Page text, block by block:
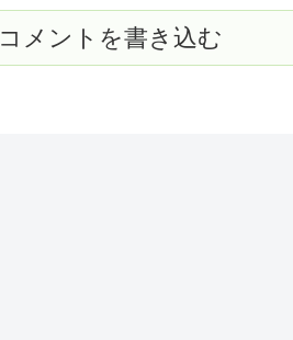
コメントを書き込む